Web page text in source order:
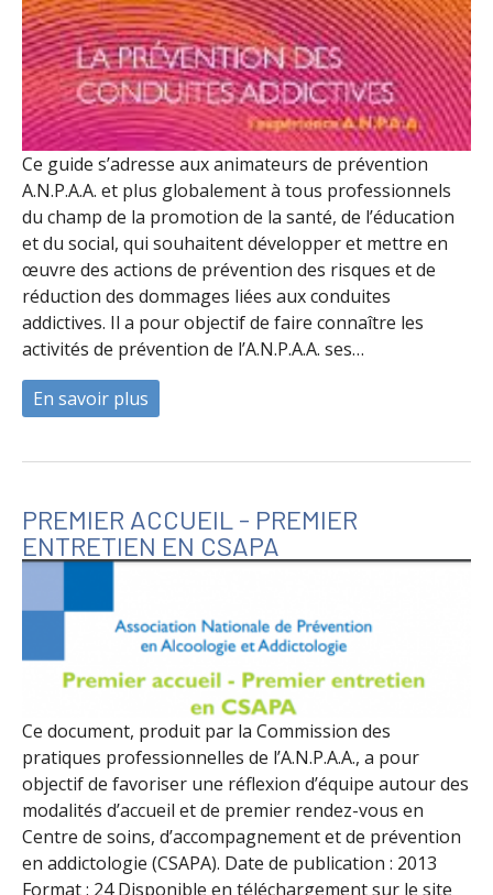
Ce guide s’adresse aux animateurs de prévention
A.N.P.A.A. et plus globalement à tous professionnels
du champ de la promotion de la santé, de l’éducation
et du social, qui souhaitent développer et mettre en
œuvre des actions de prévention des risques et de
réduction des dommages liées aux conduites
addictives. Il a pour objectif de faire connaître les
activités de prévention de l’A.N.P.A.A. ses…
En savoir plus
PREMIER ACCUEIL - PREMIER
ENTRETIEN EN CSAPA
Ce document, produit par la Commission des
pratiques professionnelles de l’A.N.P.A.A., a pour
objectif de favoriser une réflexion d’équipe autour des
modalités d’accueil et de premier rendez-vous en
Centre de soins, d’accompagnement et de prévention
en addictologie (CSAPA). Date de publication : 2013
Format : 24 Disponible en téléchargement sur le site